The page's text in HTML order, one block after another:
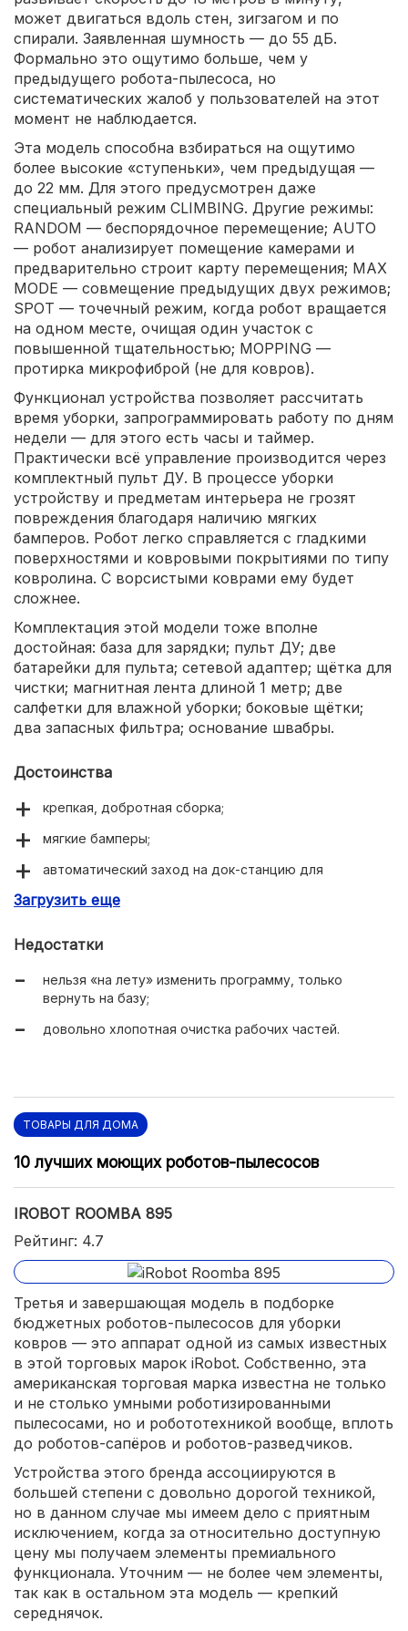
может двигаться вдоль стен, зигзагом и по
спирали. Заявленная шумность — до 55 дБ.
Формально это ощутимо больше, чем у
предыдущего робота-пылесоса, но
систематических жалоб у пользователей на этот
момент не наблюдается.
Эта модель способна взбираться на ощутимо
более высокие «ступеньки», чем предыдущая —
до 22 мм. Для этого предусмотрен даже
специальный режим CLIMBING. Другие режимы:
RANDOM — беспорядочное перемещение; AUTO
— робот анализирует помещение камерами и
предварительно строит карту перемещения; MAX
MODE — совмещение предыдущих двух режимов;
SPOT — точечный режим, когда робот вращается
на одном месте, очищая один участок с
повышенной тщательностью; MOPPING —
протирка микрофиброй (не для ковров).
Функционал устройства позволяет рассчитать
время уборки, запрограммировать работу по дням
недели — для этого есть часы и таймер.
Практически всё управление производится через
комплектный пульт ДУ. В процессе уборки
устройству и предметам интерьера не грозят
повреждения благодаря наличию мягких
бамперов. Робот легко справляется с гладкими
поверхностями и ковровыми покрытиями по типу
ковролина. С ворсистыми коврами ему будет
сложнее.
Комплектация этой модели тоже вполне
достойная: база для зарядки; пульт ДУ; две
батарейки для пульта; сетевой адаптер; щётка для
чистки; магнитная лента длиной 1 метр; две
салфетки для влажной уборки; боковые щётки;
два запасных фильтра; основание швабры.
Достоинства
крепкая, добротная сборка;
мягкие бамперы;
автоматический заход на док-станцию для
до 22 мм;
Загрузить еще
Недостатки
нельзя «на лету» изменить программу, только
вернуть на базу;
довольно хлопотная очистка рабочих частей.
ТОВАРЫ ДЛЯ ДОМА
10 лучших моющих роботов-пылесосов
IROBOT ROOMBA 895
Рейтинг: 4.7
Третья и завершающая модель в подборке
бюджетных роботов-пылесосов для уборки
ковров — это аппарат одной из самых известных
в этой торговых марок iRobot. Собственно, эта
американская торговая марка известна не только
и не столько умными роботизированными
пылесосами, но и робототехникой вообще, вплоть
до роботов-сапёров и роботов-разведчиков.
Устройства этого бренда ассоциируются в
большей степени с довольно дорогой техникой,
но в данном случае мы имеем дело с приятным
исключением, когда за относительно доступную
цену мы получаем элементы премиального
функционала. Уточним — не более чем элементы,
так как в остальном эта модель — крепкий
середнячок.